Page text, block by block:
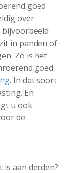
goed
over
in panden of
Zo is het
goed
. In dat soort
En
u ook
de
aan derden?